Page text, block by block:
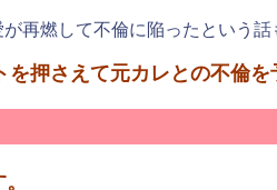
再燃して不倫に陥ったという話
を押さえて元カレとの不倫を